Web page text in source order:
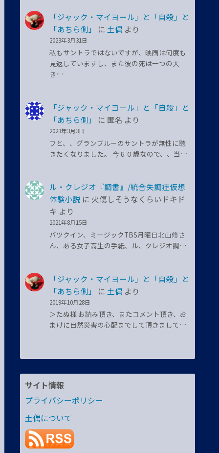
「ジャック・マイヨール」と「自殺」と
「あちら側」
に 土偶 より
2023年3月31日
私もサントラではないですが、映画は何度も
見返していますし、また彼の死は一つの大
き…
「ジャック・マイヨール」と「自殺」と
「あちら側」
に 匿名 より
2023年3月3日
フと、、グランブルーのサントラが無性に聴
きたくなりました。 今６０歳なので、、当…
ル・クレジオ『調書』/統合失調症仮想
体験小説 に 火傷しそうなくらいドキド
キ より
2021年8月15日
バツクイン、ミージックTBS月曜日北山修さ
ん、ある女子高生の手紙、ル、クレジオ調…
「ジャック・マイヨール」と「自殺」と
「あちら側」
に 土偶 より
2019年10月28日
＞たぬ様 お読み頂き、またコメント頂き、お
まけに自然災害の心配までして頂きまして…
サイト情報
プライバシーポリシー
土偶について